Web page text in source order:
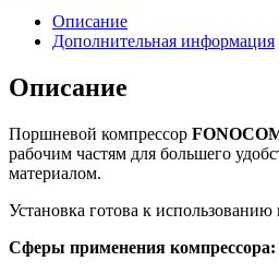
Описание
Дополнительная информация
Описание
Поршневой компрессор
рабочим частям для большего
материалом.
Установка готова к
Сферы применения компрессора: